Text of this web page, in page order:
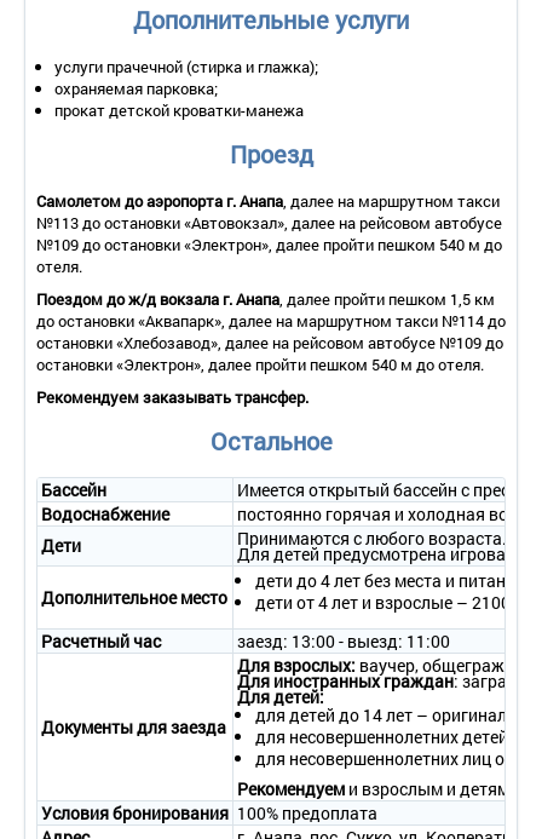
телевизор, сейф.
туалетные принадлежности.
• Wi-Fi.
• Сервис:
- смена белья – 1 раз в 5 дней;
3-местный 1-комнатный «Стандарт»
• Количество номеров – 30.
• Количество основных мест – 3.
• Дополнительное место – 1 (еврораскладушка).
• Площадь – 22 кв.м.
• Балкон – нет.
• Мебель – три односпальные кровати (можно соединять две
кровати), прикроватные тумбочки, шкаф, стол, стулья, обувная
полка, журнальный столик.
туалетные принадлежности.
• Wi-Fi.
• Сервис:
- уборка номера – ежедневно;
- смена белья – 1 раз в 5 дней;
- смена полотенец – ежедневно.
4-местный 1-2-комнатный «Семейный»
• Количество номеров – 30.
• Количество основных мест – 4.
• Дополнительное место – 1 (еврораскладушка).
• Площадь – 40 кв.м.
• Мебель – четыре односпальные кровати (можно соединять
по две), прикроватные тумбочки, шкаф, стол, стулья, обувная
полка, журнальный столик.
• Оборудование – сплит-система, мини-холодильник,
Дополнительные услуги
услуги прачечной (стирка и глажка);
охраняемая парковка;
прокат детской кроватки-манежа
Проезд
Самолетом до аэропорта г. Анапа, далее на маршрутном такси
№113 до остановки «Автовокзал», далее на рейсовом автобусе
№109 до остановки «Электрон», далее пройти пешком 540 м до
отеля.
Поездом до ж/д вокзала г. Анапа, далее пройти пешком 1,5 км
до остановки «Аквапарк», далее на маршрутном такси №114 до
остановки «Хлебозавод», далее на рейсовом автобусе №109 до
остановки «Электрон», далее пройти пешком 540 м до отеля.
Рекомендуем заказывать трансфер.
Остальное
Бассейн
Имеется открытый бассейн с
Водоснабжение
постоянно горячая и холодная вода
Дети
Принимаются с любого возраста. До
Для детей предусмотрена игровая
Дополнительное место
дети до 4 лет без места и питания
дети от 4 лет и взрослые – 2100
Расчетный час
заезд: 13:00 - выезд: 11:00
Документы для заезда
Для взрослых: ваучер,
Для иностранных граждан:
Для детей:
для детей до 14 лет – оригинал
для несовершеннолетних детей в
для несовершеннолетних лиц от
Рекомендуем и взрослым и детям
Условия бронирования 100% предоплата